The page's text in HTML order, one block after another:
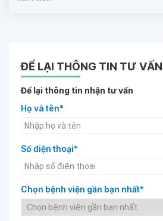
ĐỂ LẠI THÔNG TIN TƯ VẤN
Để lại thông tin nhận tư vấn
Họ và tên*
Số điện thoại*
Chọn bệnh viện gần bạn nhất*